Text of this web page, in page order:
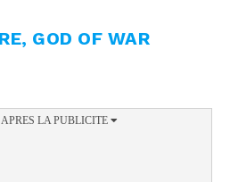
GOD OF WAR